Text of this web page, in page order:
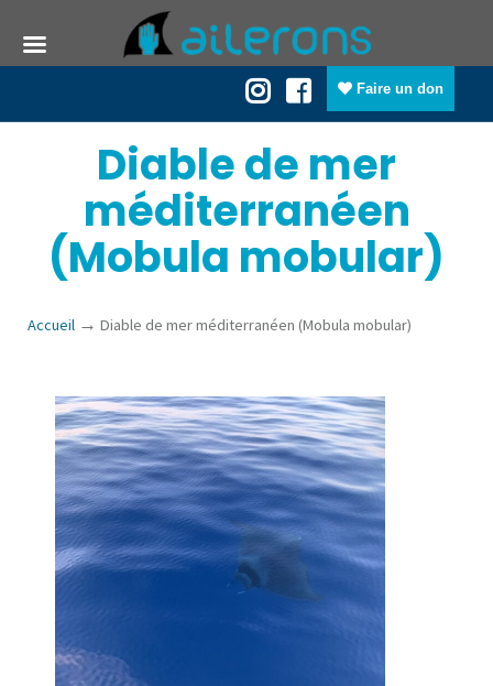
Faire un don
Diable de mer
méditerranéen
(Mobula mobular)
Accueil → Diable de mer méditerranéen (Mobula mobular)